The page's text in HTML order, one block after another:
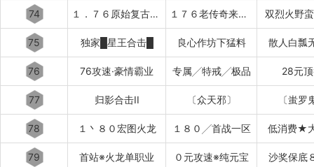
74 １．７６原始复古███████ １７６老传奇来了████████ 双烈火野
75 独家█星王合击█ 良心作坊下猛料 散人白瓢
76 76攻速·豪情霸业 专属╱特戒╱极品 28元
77 归影合击II 〔众天邪〕 〔蚩罗
78 １丶８０宏图火龙 １８０╱首战一区 低消费★
79 首站※火龙单职业 ０元攻速※纯元宝 沙奖保底